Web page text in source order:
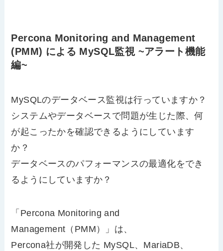
Percona Monitoring and Management
(PMM) による MySQL監視 ~アラート機能
編~
MySQLのデータベース監視は行っていますか？
システムやデータベースで問題が生じた際、何
が起こったかを確認できるようにしています
か？
データベースのパフォーマンスの最適化をでき
るようにしていますか？
「Percona Monitoring and
Management（PMM）」は、
Percona社が開発した MySQL、MariaDB、